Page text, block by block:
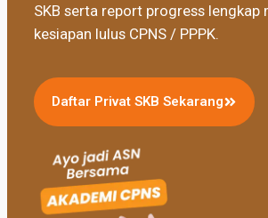
SKB serta report progress lengkap
kesiapan lulus CPNS / PPPK.
Daftar Privat SKB Sekarang